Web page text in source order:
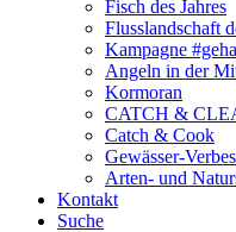
Fisch des Jahres
Flusslandschaft
Kampagne
Angeln in der
Kormoran
CATCH &
Catch & Cook
Gewässer-
Arten- und
Kontakt
Suche